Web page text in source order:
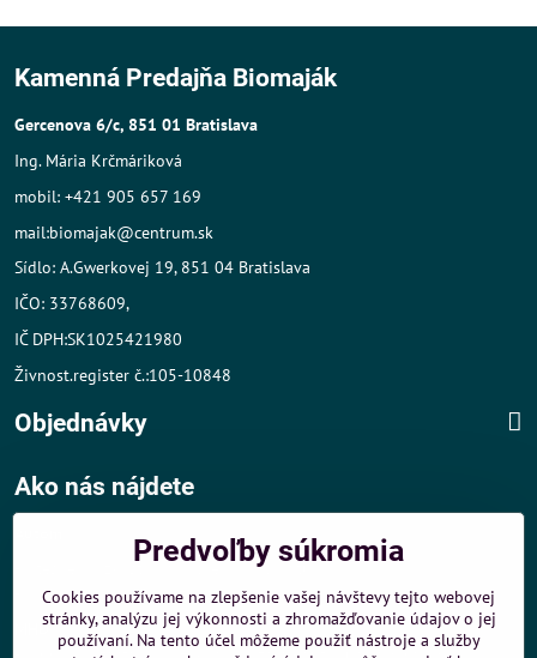
Kamenná Predajňa Biomaják
Gercenova 6/c, 851 01 Bratislava
Ing. Mária Krčmáriková
mobil: +421 905 657 169
mail:biomajak@centrum.sk
Sídlo: A.Gwerkovej 19, 851 04 Bratislava
IČO: 33768609,
IČ DPH:SK1025421980
Živnost.register č.:105-10848
Objednávky
Ako nás nájdete
- v tesnej blízkosti diaľničného obchvatu
- dobré parkovacie možnosti 40 m od predajne
MHD:
Predvoľby súkromia
Cookies používame na zlepšenie vašej návštevy tejto webovej
stránky, analýzu jej výkonnosti a zhromažďovanie údajov o jej
používaní. Na tento účel môžeme použiť nástroje a služby